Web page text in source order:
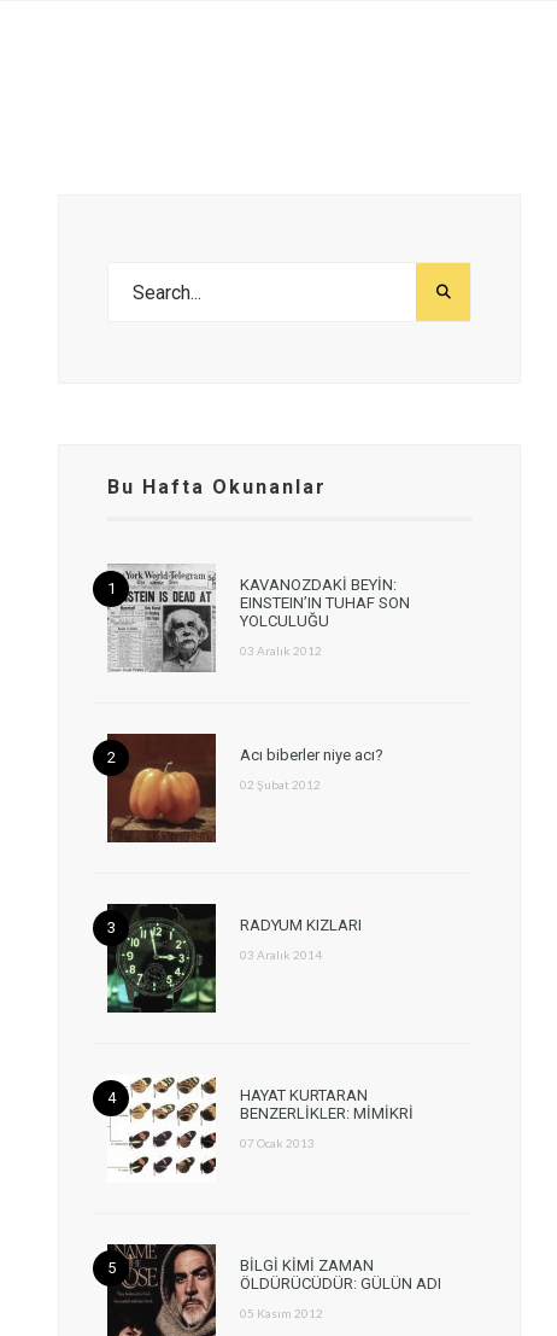
Bu Hafta Okunanlar
KAVANOZDAKİ BEYİN:
EINSTEIN’IN TUHAF SON
YOLCULUĞU
03 Aralık 2012
Acı biberler niye acı?
02 Şubat 2012
RADYUM KIZLARI
03 Aralık 2014
HAYAT KURTARAN
BENZERLİKLER: MİMİKRİ
07 Ocak 2013
BİLGİ KİMİ ZAMAN
ÖLDÜRÜCÜDÜR: GÜLÜN ADI
05 Kasım 2012